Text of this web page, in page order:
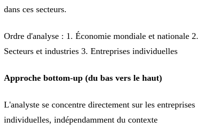
dans ces secteurs.
Ordre d'analyse : 1. Économie mondiale et nationale 2.
Secteurs et industries 3. Entreprises individuelles
Approche bottom-up (du bas vers le haut)
L'analyste se concentre directement sur les entreprises
individuelles, indépendamment du contexte